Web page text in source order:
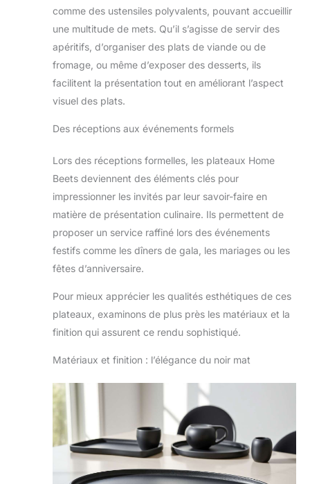
comme des ustensiles polyvalents, pouvant accueillir
une multitude de mets. Qu’il s’agisse de servir des
apéritifs, d’organiser des plats de viande ou de
fromage, ou même d’exposer des desserts, ils
facilitent la présentation tout en améliorant l’aspect
visuel des plats.
Des réceptions aux événements formels
Lors des réceptions formelles, les plateaux Home
Beets deviennent des éléments clés pour
impressionner les invités par leur savoir-faire en
matière de présentation culinaire. Ils permettent de
proposer un service raffiné lors des événements
festifs comme les dîners de gala, les mariages ou les
fêtes d’anniversaire.
Pour mieux apprécier les qualités esthétiques de ces
plateaux, examinons de plus près les matériaux et la
finition qui assurent ce rendu sophistiqué.
Matériaux et finition : l’élégance du noir mat